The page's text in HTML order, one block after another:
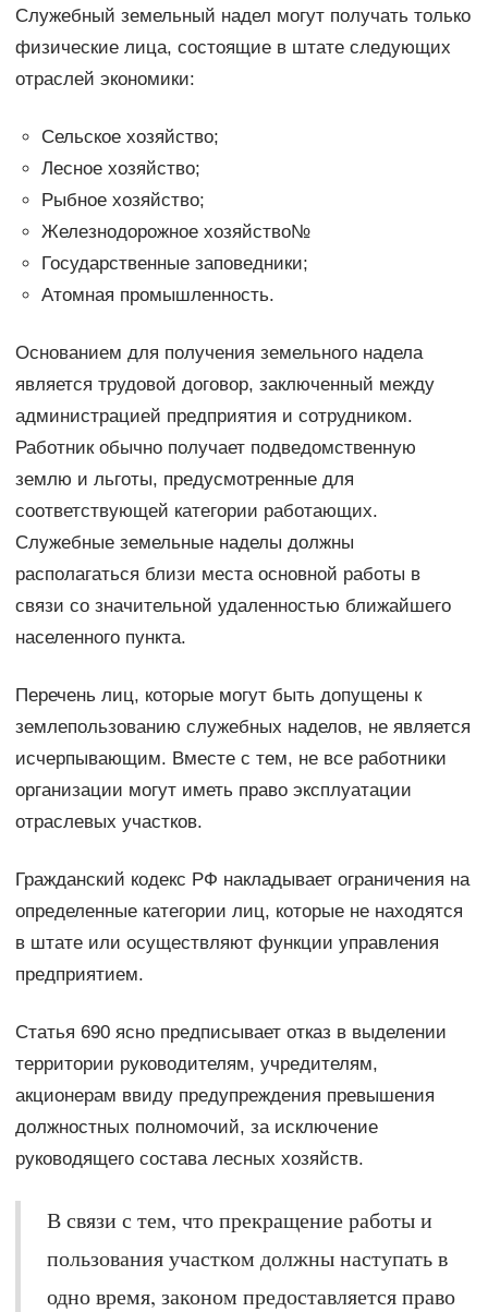
Служебный земельный надел могут получать только
физические лица, состоящие в штате следующих
отраслей экономики:
Сельское хозяйство;
Лесное хозяйство;
Рыбное хозяйство;
Железнодорожное хозяйство№
Государственные заповедники;
Атомная промышленность.
Основанием для получения земельного надела
является трудовой договор, заключенный между
администрацией предприятия и сотрудником.
Работник обычно получает подведомственную
землю и льготы, предусмотренные для
соответствующей категории работающих.
Служебные земельные наделы должны
располагаться близи места основной работы в
связи со значительной удаленностью ближайшего
населенного пункта.
Перечень лиц, которые могут быть допущены к
землепользованию служебных наделов, не является
исчерпывающим. Вместе с тем, не все работники
организации могут иметь право эксплуатации
отраслевых участков.
Гражданский кодекс РФ накладывает ограничения на
определенные категории лиц, которые не находятся
в штате или осуществляют функции управления
предприятием.
Статья 690 ясно предписывает отказ в выделении
территории руководителям, учредителям,
акционерам ввиду предупреждения превышения
должностных полномочий, за исключение
руководящего состава лесных хозяйств.
В связи с тем, что прекращение работы и
пользования участком должны наступать в
одно время, законом предоставляется право